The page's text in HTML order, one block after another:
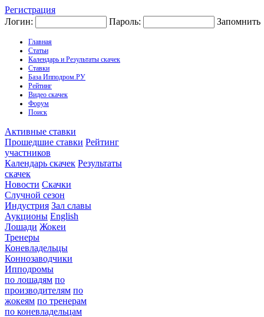
Регистрация
Логин:
Пароль: Запомнить
Главная
Статьи
Календарь и Результаты скачек
Ставки
База Ипподром.РУ
Рейтинг
Видео скачек
Форум
Поиск
Активные ставки
Прошедшие ставки Рейтинг
участников
Календарь скачек Результаты
скачек
Новости Скачки
Случной сезон
Индустрия Зал славы
Аукционы English
Лошади Жокеи
Тренеры
Коневладельцы
Коннозаводчики
Ипподромы
по лошадям по
производителям по
жокеям по тренерам
по коневладельцам